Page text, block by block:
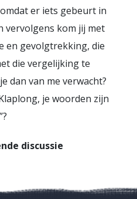
er iets gebeurt in
vervolgens kom jij met
en gevolgtrekking, die
die vergelijking te
dan van me verwacht?
je woorden zijn
discussie